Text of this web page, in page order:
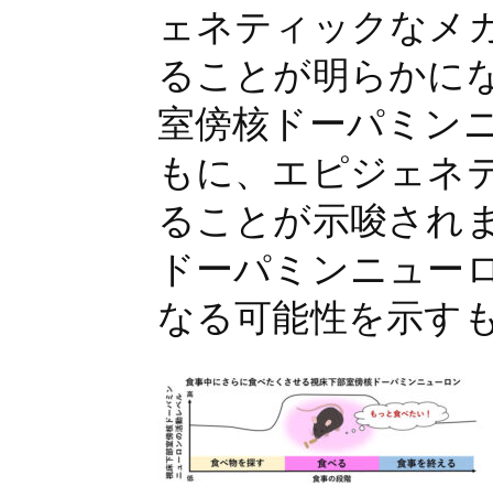
ェネティックなメ
ることが明らかに
室傍核ドーパミン
もに、エピジェネ
ることが示唆され
ドーパミンニュー
なる可能性を示す